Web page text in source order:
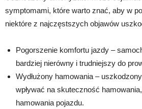
symptomami, które warto znać, aby w
niektóre z najczęstszych objawów
Pogorszenie komfortu jazdy –
bardziej nierówny i trudniejszy do
Wydłużony hamowania –
wpływać na skuteczność
hamowania pojazdu.